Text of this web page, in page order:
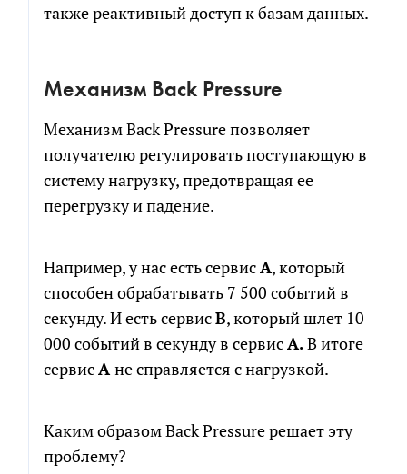
также реактивный доступ к базам данных.
Механизм Back Pressure
Механизм Back Pressure позволяет
получателю регулировать поступающую в
систему нагрузку, предотвращая ее
перегрузку и падение.
Например, у нас есть сервисА, который
способен обрабатывать 7 500 событий в
секунду. И есть сервисB, который шлет 10
000 событий в секунду в сервисA.В итоге
сервисA не справляется с нагрузкой.
Каким образом Back Pressure решает эту
проблему?